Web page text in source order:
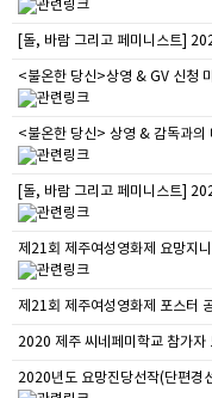
[돌, 바람 그리고 페미니스트]
<불온한 당신>상영 & GV 신청
<불온한 당신> 상영 & 감독과
[돌, 바람 그리고 페미니스트]
제21회 제주여성영화제 요망지
제21회 제주여성영화제 포스터
2020 제주 씨네페미학교 참가자
2020년도 요망진당선작(단편경